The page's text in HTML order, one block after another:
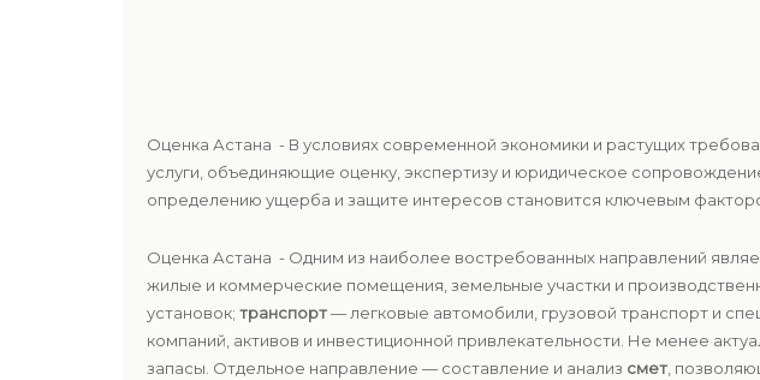
Оценка Астана - В условиях современной экономики и растущих
услуги, объединяющие оценку, экспертизу и юридическое
определению ущерба и защите интересов становится ключевым
Оценка Астана - Одним из наиболее востребованных направлений
жилые и коммерческие помещения, земельные участки и
установок; транспорт— легковые автомобили, грузовой транспорт и
компаний, активов и инвестиционной привлекательности. Не менее
запасы. Отдельное направление — составление и анализ смет ,